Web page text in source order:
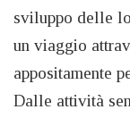
sviluppo delle
un viaggio
appositamente
Dalle attività